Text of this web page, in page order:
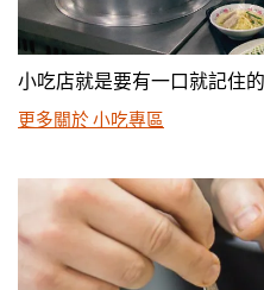
小吃店就是要有一口就記住
更多關於 小吃專區